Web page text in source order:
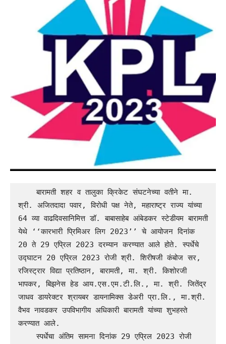
    बारामती शहर व तालुका क्रिकेट संघटनेच्या वतीने मा.
श्री. अजितदादा पवार, विरोधी पक्ष नेते, महाराष्ट्र राज्य यांच्या
64 व्या वाढदिवसानिमित्त डॉ. बाबासाहेब आंबेडकर स्टेडीयम बारामती
येथे ‘‘कारभारी प्रिमिअर लिग 2023’’ चे आयोजन दिनांक
20 ते 29 एप्रिल 2023 दरम्यान करण्यात आले होते. स्पर्धेचे
उद्घाटन 20 एप्रिल 2023 रोजी श्री. शिरीषजी कंबोज सर,
रजिस्ट्रार विद्या प्रतिष्ठान, बारामती, मा. श्री. किशोरजी
भापकर, बिझनेस हेड आय.एस.एम.टी.लि., मा. श्री. जितेंद्र
जाधव डायरेक्टर श्रायबर डायनामिक्स डेअरी प्रा.लि., मा.श्री.
वैभव नावडकर उपविभागीय अधिकारी बारामती यांच्या शुभहस्ते
करण्यात आले.
    स्पर्धेचा अंतिम सामना दिनांक 29 एप्रिल 2023 रोजी